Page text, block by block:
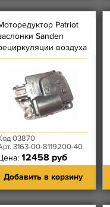
Patriot
Sanden
воздуха
03870
3163-00-8119200-40
12458 руб
Добавить в корзину